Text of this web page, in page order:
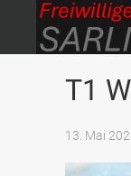
Freiwillige
T1
13. Mai